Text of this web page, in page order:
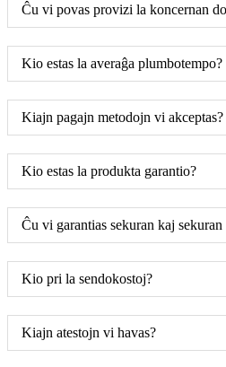
Ĉu vi povas provizi la koncernan
Kio estas la averaĝa plumbotempo?
Kiajn pagajn metodojn vi akceptas?
Kio estas la produkta garantio?
Ĉu vi garantias sekuran kaj
Kio pri la sendokostoj?
Kiajn atestojn vi havas?